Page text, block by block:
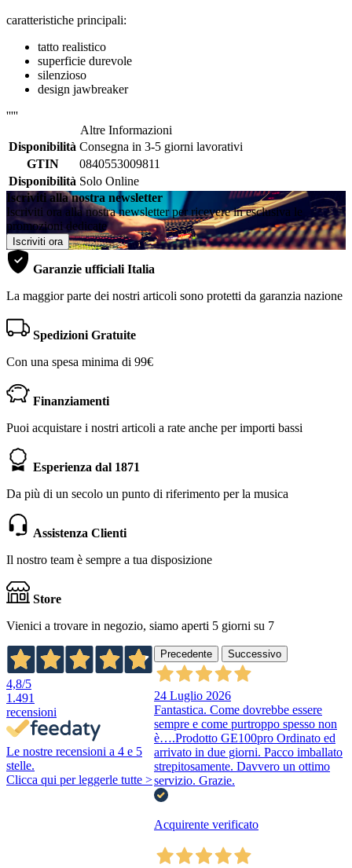
caratteristiche principali:
tatto realistico
superficie durevole
silenzioso
design jawbreaker
'''''
Altre Informazioni
Disponibilità Consegna in 3-5 giorni lavorativi
GTIN
0840553009811
Disponibilità Solo Online
Iscriviti alla nostra newsletter
Iscriviti ora alla nostra newsletter per ricevere in esclusiva le
promozioni dedicate
Iscriviti ora
Garanzie ufficiali Italia
La maggior parte dei nostri articoli sono protetti da garanzia nazione
Spedizioni Gratuite
Con una spesa minima di 99€
Finanziamenti
Puoi acquistare i nostri articoli a rate anche per importi bassi
Esperienza dal 1871
Da più di un secolo un punto di riferimento per la musica
Assistenza Clienti
Il nostro team è sempre a tua disposizione
Store
Vienici a trovare in negozio, siamo aperti 5 giorni su 7
4,8/5
1.491
recensioni
Le nostre recensioni a 4 e 5
stelle.
Clicca qui per leggerle tutte >
Precedente Successivo
24 Luglio 2026
Fantastica. Come dovrebbe essere
sempre e come purtroppo spesso non
è….Prodotto GE100pro Ordinato ed
arrivato in due giorni. Pacco imballato
strepitosamente. Davvero un ottimo
servizio. Grazie.
Acquirente verificato